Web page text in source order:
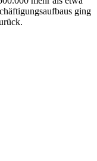
ging